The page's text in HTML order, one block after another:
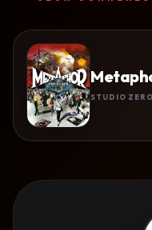
STUDIO ZERO